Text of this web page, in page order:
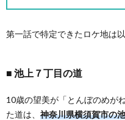
第一話で特定できたロケ地は以
池上７丁目の道
10歳の望美が「とんぼのめが
た道は、 神奈川県横須賀市の